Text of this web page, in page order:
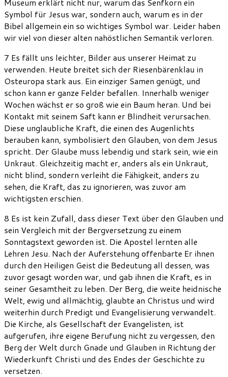
Symbol für Jesus war, sondern auch, warum es in der
Bibel allgemein ein so wichtiges Symbol war. Leider haben
wir viel von dieser alten nahöstlichen Semantik verloren.
7 Es fällt uns leichter, Bilder aus unserer Heimat zu
verwenden. Heute breitet sich der Riesenbärenklau in
Osteuropa stark aus. Ein einziger Samen genügt, und
schon kann er ganze Felder befallen. Innerhalb weniger
Wochen wächst er so groß wie ein Baum heran. Und bei
Kontakt mit seinem Saft kann er Blindheit verursachen.
Diese unglaubliche Kraft, die einen des Augenlichts
berauben kann, symbolisiert den Glauben, von dem Jesus
spricht. Der Glaube muss lebendig und stark sein, wie ein
Unkraut. Gleichzeitig macht er, anders als ein Unkraut,
nicht blind, sondern verleiht die Fähigkeit, anders zu
sehen, die Kraft, das zu ignorieren, was zuvor am
wichtigsten erschien.
8 Es ist kein Zufall, dass dieser Text über den Glauben und
sein Vergleich mit der Bergversetzung zu einem
Sonntagstext geworden ist. Die Apostel lernten alle
Lehren Jesu. Nach der Auferstehung offenbarte Er ihnen
durch den Heiligen Geist die Bedeutung all dessen, was
zuvor gesagt worden war, und gab ihnen die Kraft, es in
seiner Gesamtheit zu leben. Der Berg, die weite heidnische
Welt, ewig und allmächtig, glaubte an Christus und wird
weiterhin durch Predigt und Evangelisierung verwandelt.
Die Kirche, als Gesellschaft der Evangelisten, ist
aufgerufen, ihre eigene Berufung nicht zu vergessen, den
Berg der Welt durch Gnade und Glauben in Richtung der
Wiederkunft Christi und des Endes der Geschichte zu
versetzen.